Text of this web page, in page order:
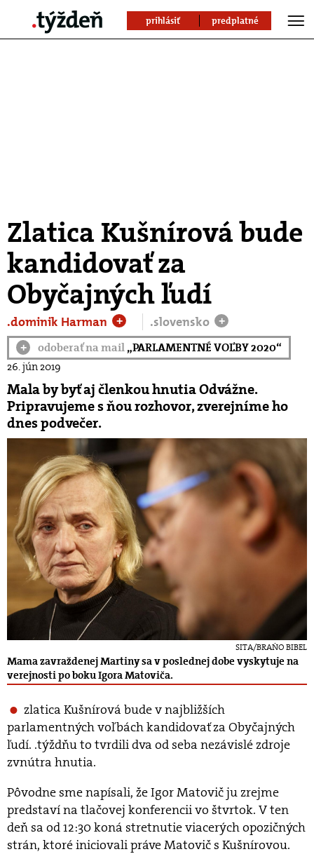
prihlásiť predplatné
Zlatica Kušnírová bude
kandidovať za
Obyčajných ľudí
.dominik Harman + .slovensko +
+ odoberať na mail„PARLAMENTNÉ VOĽBY 2020“
26. jún 2019
Mala by byť aj členkou hnutia Odvážne.
Pripravujeme s ňou rozhovor, zverejníme ho
dnes podvečer.
SITA/BRAŇO BIBEL
Mama zavraždenej Martiny sa v poslednej dobe vyskytuje na
verejnosti po boku Igora Matoviča.
zlatica Kušnírová bude v najbližších
parlamentných voľbách kandidovať za Obyčajných
ľudí. .týždňu to tvrdili dva od seba nezávislé zdroje
zvnútra hnutia.
Pôvodne sme napísali, že Igor Matovič ju zrejme
predstaví na tlačovej konferencii vo štvrtok. V ten
deň sa od 12:30 koná stretnutie viacerých opozičných
strán, ktoré iniciovali práve Matovič s Kušnírovou.